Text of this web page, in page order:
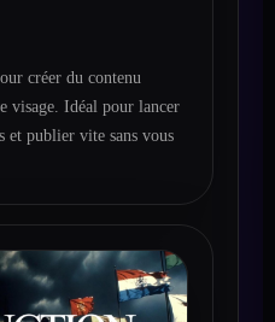
créer du contenu
visage. Idéal pour lancer
et publier vite sans vous